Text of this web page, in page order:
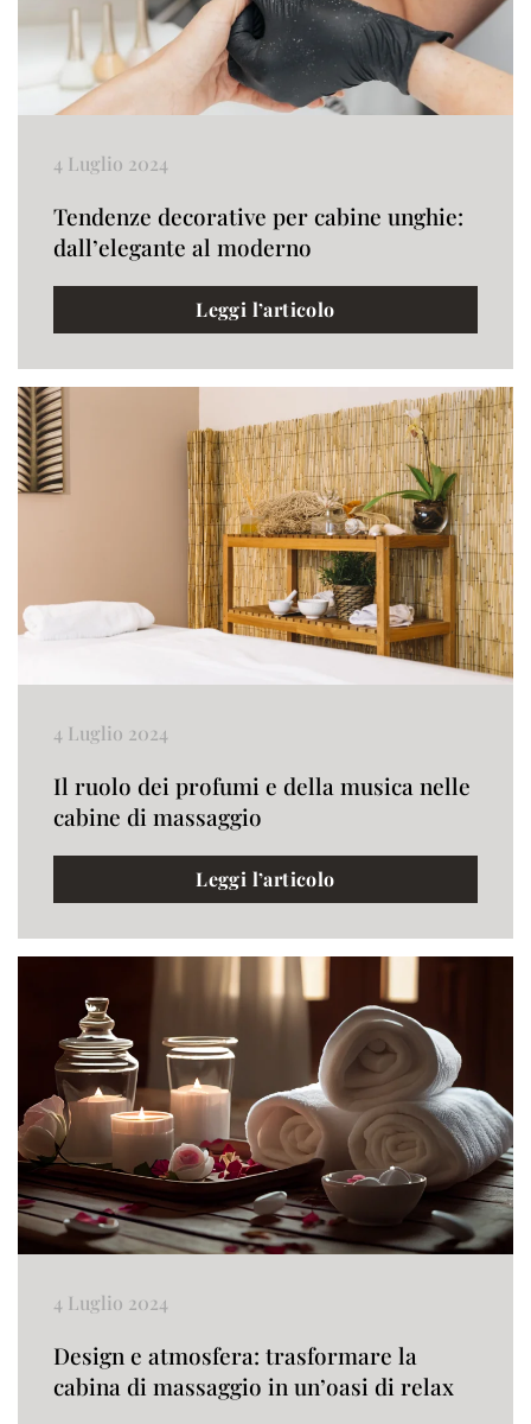
4 Luglio 2024
Tendenze decorative per cabine unghie:
dall’elegante al moderno
Leggi l’articolo
4 Luglio 2024
Il ruolo dei profumi e della musica nelle
cabine di massaggio
Leggi l’articolo
4 Luglio 2024
Design e atmosfera: trasformare la
cabina di massaggio in un’oasi di relax